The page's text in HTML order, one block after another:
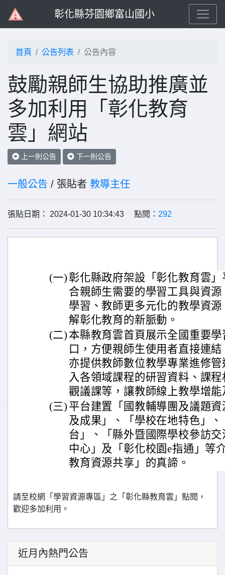
彰化縣芬園鄉富山國小
首頁 公告列表 公告內容
鼓勵親師生協助推廣並
多加利用「彰化教育
雲」網站
上一則公告 下一則公告
一般公告 / 張貼者 教導主任
張貼日期： 2024-01-30 10:34:43 點閱： 292
(一)彰化縣政府架設「彰化教育雲
合親師生需要的學習工具與資
學習、教師更多元化的教學資
解彰化教育的新脈動。
(二) 本縣教育雲首頁展示全國重要
口，方便親師生使用者直接連
亦提供教師數位教學專業進修
入各領域課程的研習資料、課
觀議課等，讓教師線上教學增
(三) 平台建置「國教輔導團及議題
及成果」、「學校在地特色」
台」、「縣外暨國際學校參訪
中心」及「彰化校園e指通」等
教育資源共享」的真諦。
請至校網「學習資源專區」之「彰化縣教育雲」點閱，
歡迎多加利用。
近月內熱門公告